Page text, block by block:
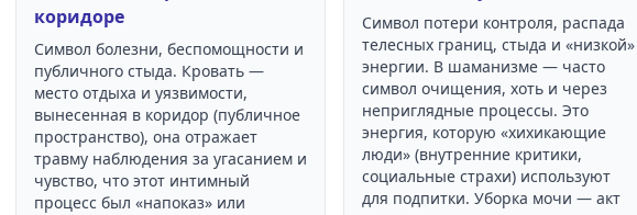
коридоре
Символ болезни, беспомощности и
публичного стыда. Кровать —
место отдыха и уязвимости,
вынесенная в коридор (публичное
пространство), она отражает
травму наблюдения за угасанием и
чувство, что этот интимный
процесс был «напоказ» или
Символ потери контроля, распада
телесных границ, стыда и «низкой»
энергии. В шаманизме — часто
символ очищения, хоть и через
неприглядные процессы. Это
энергия, которую «хихикающие
люди» (внутренние критики,
социальные страхи) используют
для подпитки. Уборка мочи — акт